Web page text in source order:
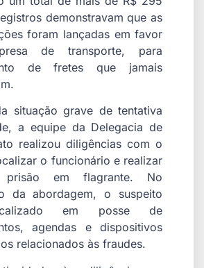
demonstravam que as
foram lançadas em favor
de transporte, para
de fretes que jamais
situação grave de tentativa
a equipe da Delegacia de
realizou diligências com o
o funcionário e realizar
em flagrante. No
da abordagem, o suspeito
em posse de
agendas e dispositivos
relacionados às fraudes.